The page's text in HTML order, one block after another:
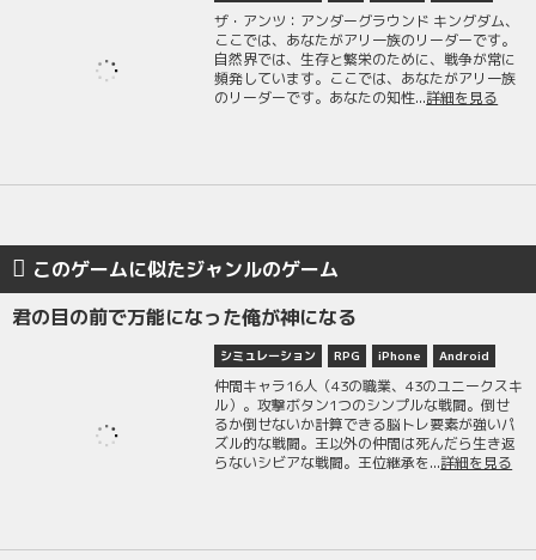
ザ・アンツ：アンダーグラウンド キングダム、
ここでは、あなたがアリ一族のリーダーです。
自然界では、生存と繁栄のために、戦争が常に
頻発しています。ここでは、あなたがアリ一族
のリーダーです。あなたの知性...詳細を見る
このゲームに似たジャンルのゲーム
君の目の前で万能になった俺が神になる
シミュレーション RPG iPhone Android
仲間キャラ16人（43の職業、43のユニークスキ
ル）。攻撃ボタン1つのシンプルな戦闘。倒せ
るか倒せないか計算できる脳トレ要素が強いパ
ズル的な戦闘。王以外の仲間は死んだら生き返
らないシビアな戦闘。王位継承を...詳細を見る